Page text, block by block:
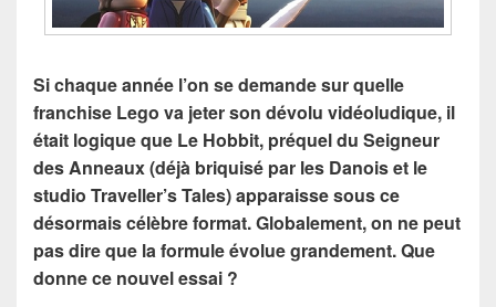
Si chaque année l’on se demande sur quelle
franchise Lego va jeter son dévolu vidéoludique, il
était logique que Le Hobbit, préquel du Seigneur
des Anneaux (déjà briquisé par les Danois et le
studio Traveller’s Tales) apparaisse sous ce
désormais célèbre format. Globalement, on ne peut
pas dire que la formule évolue grandement. Que
donne ce nouvel essai ?